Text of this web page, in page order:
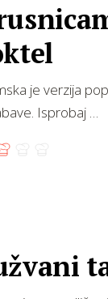
je verzija
Isprobaj …